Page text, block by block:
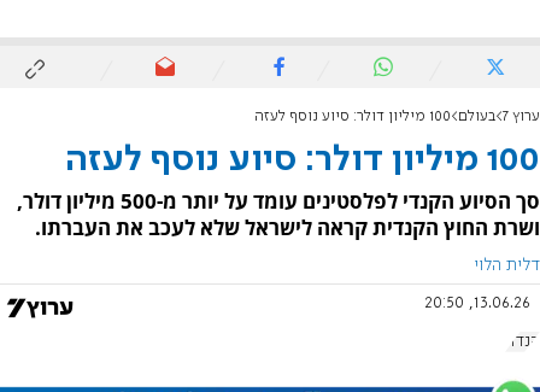
ערוץ 7 בעולם 100 מיליון דולר: סיוע נוסף לעזה
100 מיליון דולר: סיוע נוסף לעזה
סך הסיוע הקנדי לפלסטינים עומד על יותר מ-500 מיליון דולר,
ושרת החוץ הקנדית קראה לישראל שלא לעכב את העברתו.
דלית הלוי
13.06.26, 20:50
קנדה